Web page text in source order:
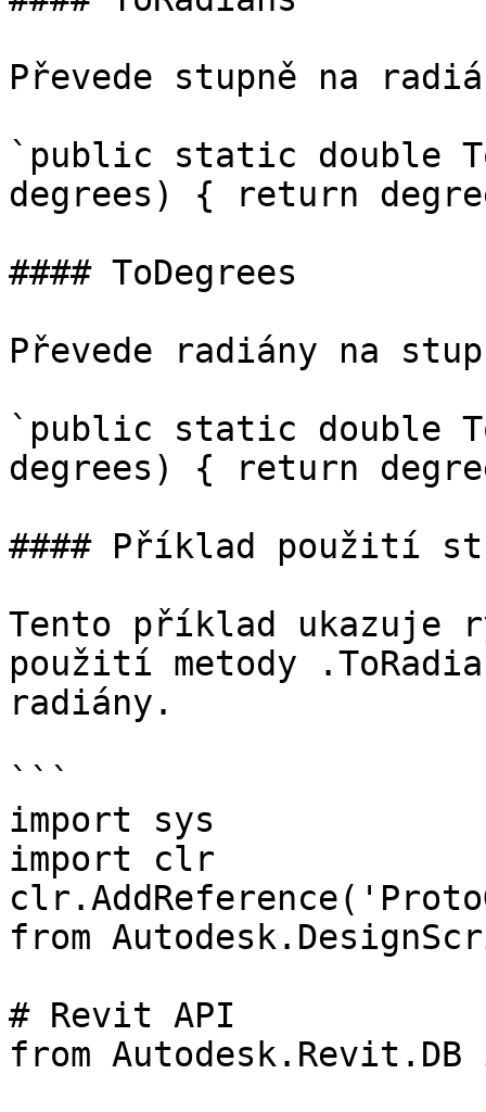
Převede stupně na
`public static double
degrees) { return
#### ToDegrees
Převede radiány na
`public static double
degrees) { return
#### Příklad použití
Tento příklad ukazuje
použití metody
radiány.
```
import sys
import clr
from
# Revit API
from